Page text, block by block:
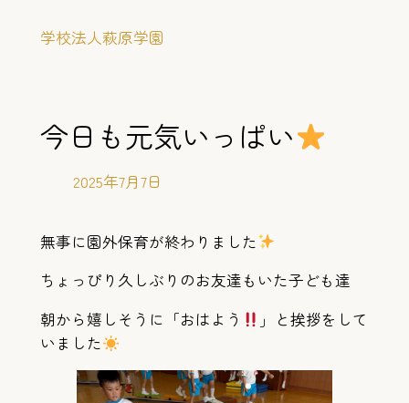
学校法人萩原学園
今日も元気いっぱい
2025年7月7日
無事に園外保育が終わりました
ちょっぴり久しぶりのお友達もいた子ども達
朝から嬉しそうに「おはよう
」と挨拶をして
いました